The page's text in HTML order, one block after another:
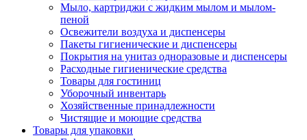
Мыло, картриджи с жидким мылом и мылом-
пеной
Освежители воздуха и диспенсеры
Пакеты гигиенические и диспенсеры
Покрытия на унитаз одноразовые и диспенсеры
Расходные гигиенические средства
Товары для гостиниц
Уборочный инвентарь
Хозяйственные принадлежности
Чистящие и моющие средства
Товары для упаковки